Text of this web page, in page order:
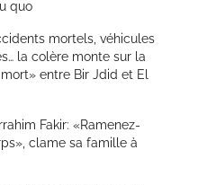
quo
mortels, véhicules
la colère monte sur la
entre Bir Jdid et El
Fakir: «Ramenez-
clame sa famille à